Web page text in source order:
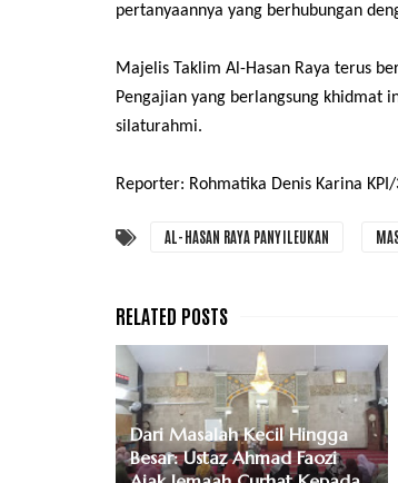
pertanyaannya yang berhubungan
Majelis Taklim Al-Hasan Raya terus
Pengajian yang berlangsung
silaturahmi.
Reporter: Rohmatika Denis Karina KPI/
AL-HASAN RAYA PANYILEUKAN
Dari Masalah Kecil Hingga
Besar: Ustaz Ahmad Faozi